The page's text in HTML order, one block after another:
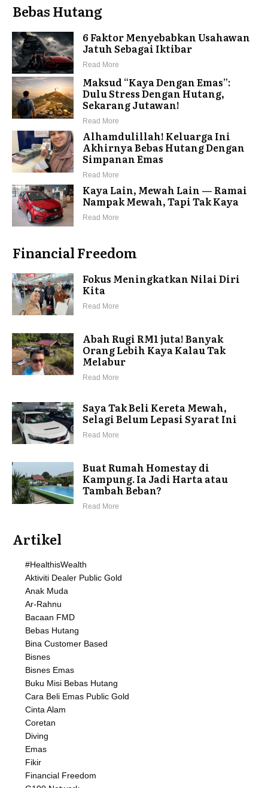
Bebas Hutang
6 Faktor Menyebabkan Usahawan
Jatuh Sebagai Iktibar
Read More
Maksud “Kaya Dengan Emas”:
Dulu Stress Dengan Hutang,
Sekarang Jutawan!
Read More
Alhamdulillah! Keluarga Ini
Akhirnya Bebas Hutang Dengan
Simpanan Emas
Read More
Kaya Lain, Mewah Lain — Ramai
Nampak Mewah, Tapi Tak Kaya
Read More
Financial Freedom
Fokus Meningkatkan Nilai Diri
Kita
Read More
Abah Rugi RM1 juta! Banyak
Orang Lebih Kaya Kalau Tak
Melabur
Read More
Saya Tak Beli Kereta Mewah,
Selagi Belum Lepasi Syarat Ini
Read More
Buat Rumah Homestay di
Kampung. Ia Jadi Harta atau
Tambah Beban?
Read More
Artikel
#HealthisWealth
Aktiviti Dealer Public Gold
Anak Muda
Ar-Rahnu
Bacaan FMD
Bebas Hutang
Bina Customer Based
Bisnes
Bisnes Emas
Buku Misi Bebas Hutang
Cara Beli Emas Public Gold
Cinta Alam
Coretan
Diving
Emas
Fikir
Financial Freedom